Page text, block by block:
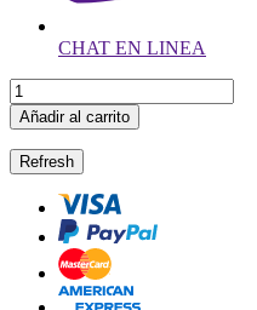
CHAT EN LINEA
Añadir al carrito